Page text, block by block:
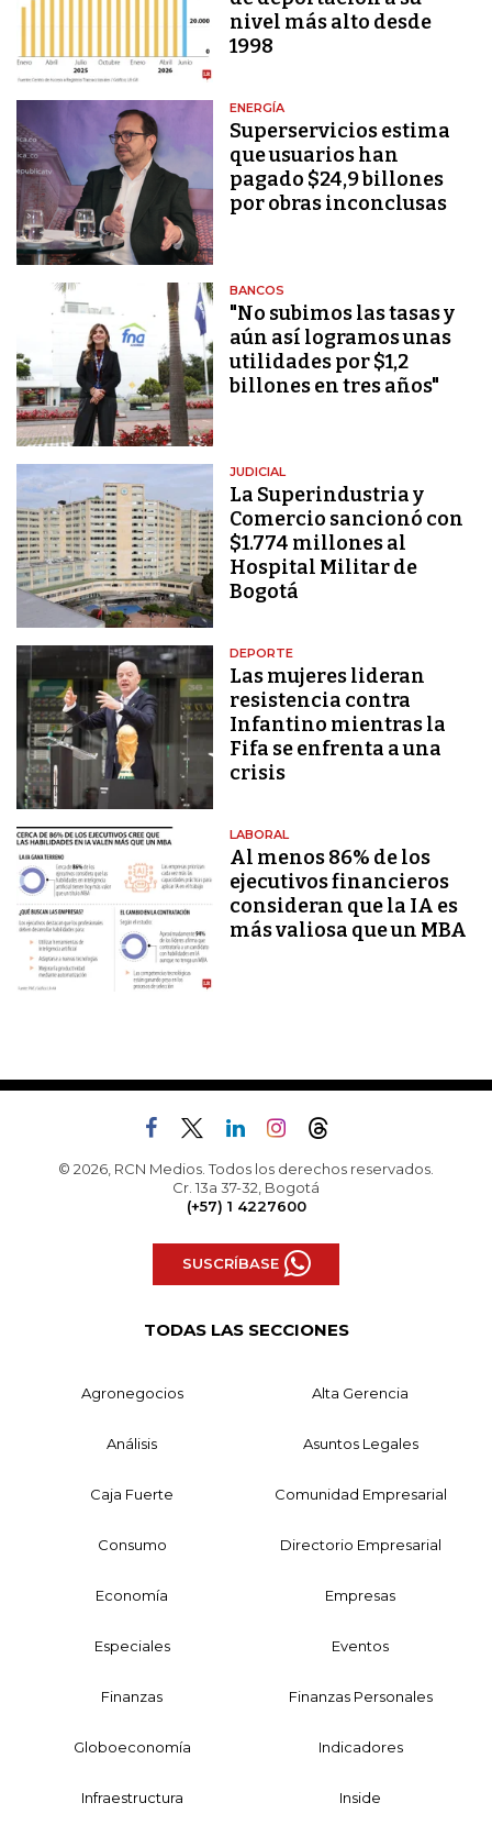
nivel más alto desde
1998
ENERGÍA
Superservicios estima
que usuarios han
pagado $24,9 billones
por obras inconclusas
BANCOS
"No subimos las tasas y
aún así logramos unas
utilidades por $1,2
billones en tres años"
JUDICIAL
La Superindustria y
Comercio sancionó con
$1.774 millones al
Hospital Militar de
Bogotá
DEPORTE
Las mujeres lideran
resistencia contra
Infantino mientras la
Fifa se enfrenta a una
crisis
LABORAL
Al menos 86% de los
ejecutivos financieros
consideran que la IA es
más valiosa que un MBA
© 2026, RCN Medios. Todos los derechos reservados.
Cr. 13a 37-32, Bogotá
(+57) 1 4227600
SUSCRÍBASE
TODAS LAS SECCIONES
Agronegocios Alta Gerencia
Análisis Asuntos Legales
Caja Fuerte Comunidad Empresarial
Consumo Directorio Empresarial
Economía Empresas
Especiales Eventos
Finanzas Finanzas Personales
Globoeconomía Indicadores
Infraestructura Inside